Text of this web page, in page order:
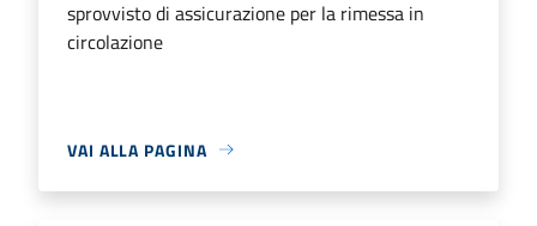
sprovvisto di assicurazione per la rimessa in
circolazione
VAI ALLA PAGINA